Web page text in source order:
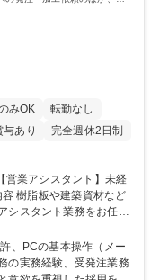
みOK
転勤なし
与あり
完全週休2日制
シスタント業務をお任せ
への発注・加工依頼のほ
FA
ウト、各仕入先・協力会
成および発送手配 ■商
、PCの基本操作（メー
の実務経験、受発注業務